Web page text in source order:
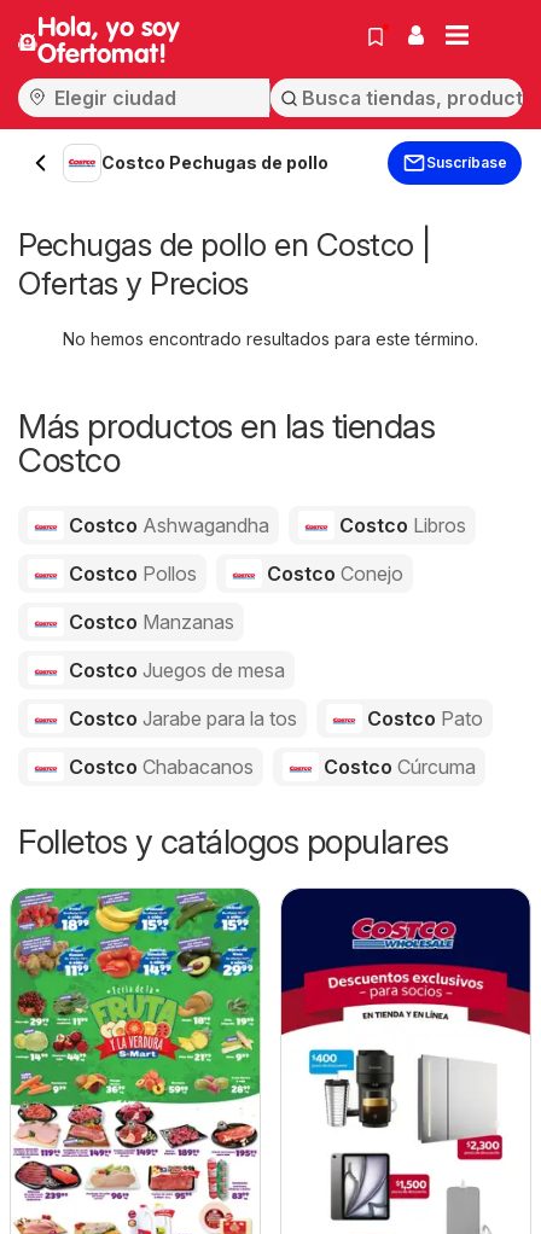
Hola, yo soy
Ofertomat!
Costco Pechugas de pollo Suscríbase
Pechugas de pollo en Costco |
Ofertas y Precios
No hemos encontrado resultados para este término.
Más productos en las tiendas
Costco
Costco Ashwagandha Costco Libros
Costco Pollos Costco Conejo
Costco Manzanas
Costco Juegos de mesa
Costco Jarabe para la tos Costco Pato
Costco Chabacanos Costco Cúrcuma
Folletos y catálogos populares